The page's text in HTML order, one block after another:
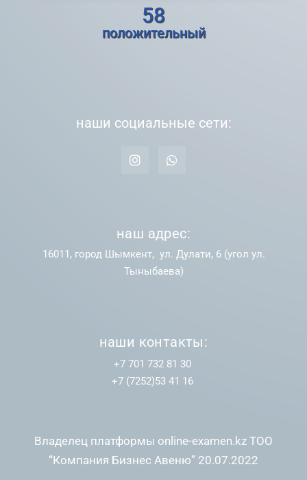
58
положительный
наши социальные сети:
наш адрес:
16011, город Шымкент, ул. Дулати, 6 (угол ул.
Тыныбаева)
наши контакты:
+7 701 732 81 30
+7 (7252)53 41 16
Владелец платформы online-examen.kz ТОО
“Компания Бизнес Авеню” 20.07.2022